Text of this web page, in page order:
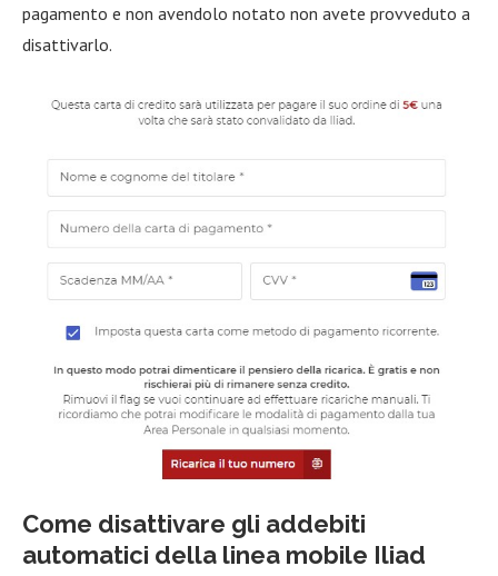
pagamento e non avendolo notato non avete provveduto a
disattivarlo.
Come disattivare gli addebiti
automatici della linea mobile Iliad